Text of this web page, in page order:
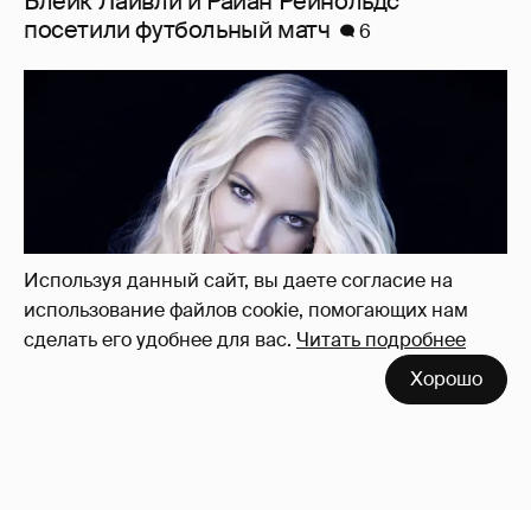
Используя данный сайт, вы даете согласие на
использование файлов cookie, помогающих нам
сделать его удобнее для вас. Читать подробнее
Хорошо
"Я ангел, и это больно". Бритни Спирс
раскритиковала родителей, шоу-бизнес и
себя — за то, что "провалилась как мать"